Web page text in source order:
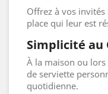
Offrez à vos
place qui leur est
Simplicité au
À la maison ou
de serviette
quotidienne.